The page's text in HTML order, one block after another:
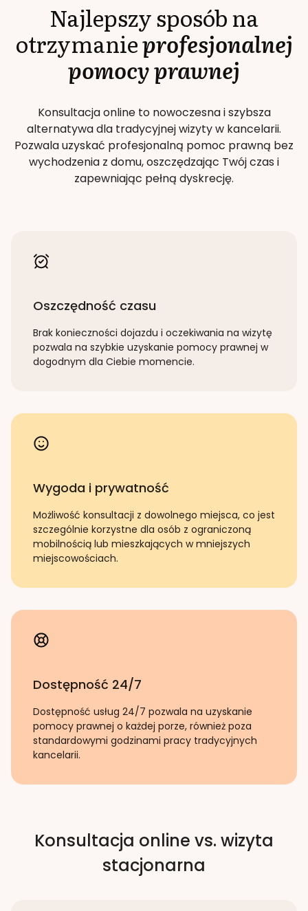
Najlepszy sposób na
otrzymanieprofesjonalnej
pomocy prawnej
Konsultacja online to nowoczesna i szybsza
alternatywa dla tradycyjnej wizyty w kancelarii.
Pozwala uzyskać profesjonalną pomoc prawną bez
wychodzenia z domu, oszczędzając Twój czas i
zapewniając pełną dyskrecję.
Oszczędność czasu
Brak konieczności dojazdu i oczekiwania na wizytę
pozwala na szybkie uzyskanie pomocy prawnej w
dogodnym dla Ciebie momencie.
Wygoda i prywatność
Możliwość konsultacji z dowolnego miejsca, co jest
szczególnie korzystne dla osób z ograniczoną
mobilnością lub mieszkających w mniejszych
miejscowościach.
Dostępność 24/7
Dostępność usług 24/7 pozwala na uzyskanie
pomocy prawnej o każdej porze, również poza
standardowymi godzinami pracy tradycyjnych
kancelarii.
Konsultacja online vs. wizyta
stacjonarna